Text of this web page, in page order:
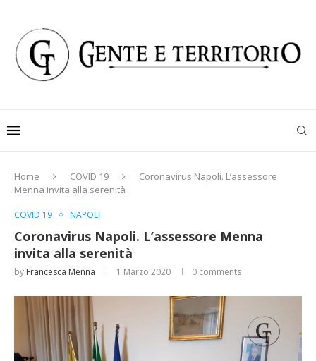
Home COVID 19
Coronavirus Napoli. L’assessore
Menna invita alla serenità
COVID 19 NAPOLI
Coronavirus Napoli. L’assessore Menna
invita alla serenità
by Francesca Menna 1 Marzo 2020 0 comments